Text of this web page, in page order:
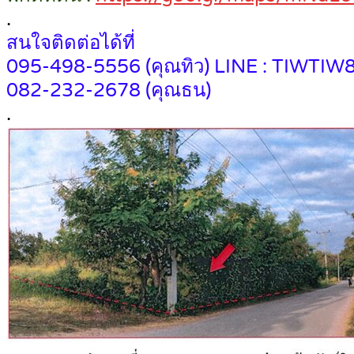
.
สนใจติดต่อได้ที่
095-498-5556 (คุณทิว) LINE :
082-232-2678 (คุณธน)
.